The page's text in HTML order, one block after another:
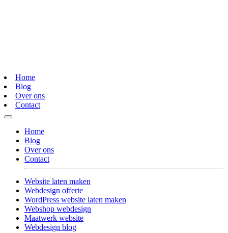
Home
Blog
Over ons
Contact
Home
Blog
Over ons
Contact
Website laten maken
Webdesign offerte
WordPress website laten maken
Webshop webdesign
Maatwerk website
Webdesign blog